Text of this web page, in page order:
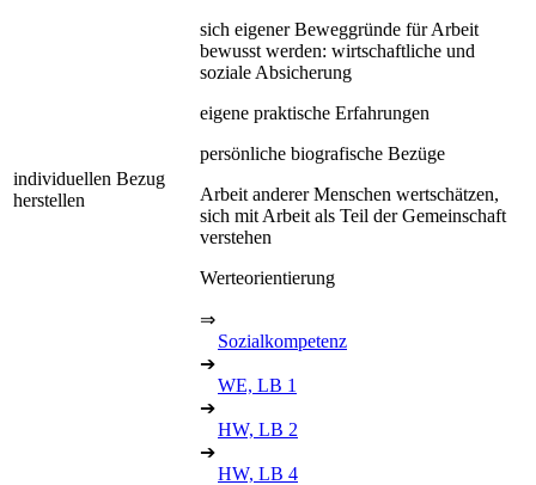
individuellen Bezug
herstellen
sich eigener Beweggründe für Arbeit
bewusst werden: wirtschaftliche und
soziale Absicherung
eigene praktische Erfahrungen
persönliche biografische Bezüge
Arbeit anderer Menschen wertschätzen,
sich mit Arbeit als Teil der Gemeinschaft
verstehen
Werteorientierung
⇒
Sozialkompetenz
➔
WE, LB 1
➔
HW, LB 2
➔
HW, LB 4